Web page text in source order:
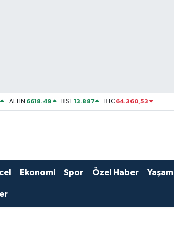
ALTIN 6618.49 BİST13.887 BTC 64.360,53
Ekonomi Spor Özel Haber Yaşam